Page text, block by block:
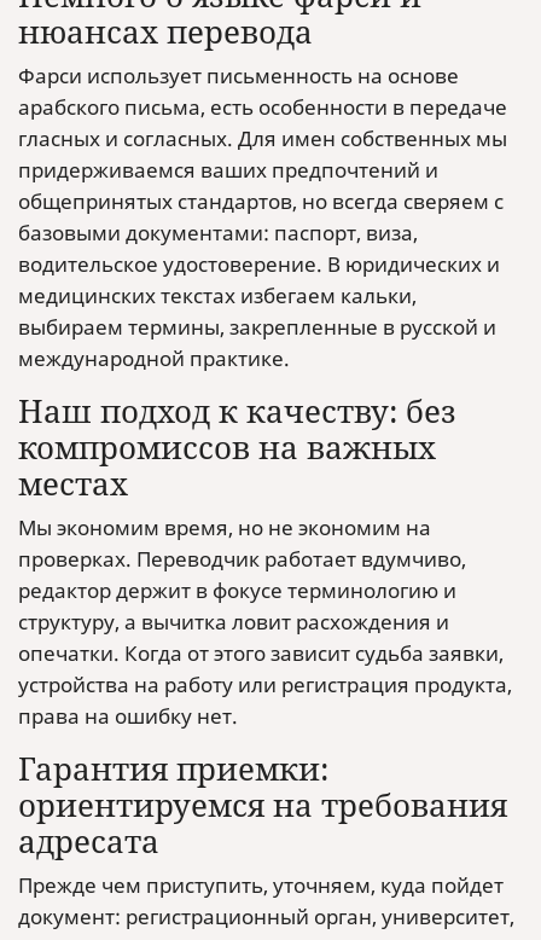
нюансах перевода
Фарси использует письменность на основе
арабского письма, есть особенности в передаче
гласных и согласных. Для имен собственных мы
придерживаемся ваших предпочтений и
общепринятых стандартов, но всегда сверяем с
базовыми документами: паспорт, виза,
водительское удостоверение. В юридических и
медицинских текстах избегаем кальки,
выбираем термины, закрепленные в русской и
международной практике.
Наш подход к качеству: без
компромиссов на важных
местах
Мы экономим время, но не экономим на
проверках. Переводчик работает вдумчиво,
редактор держит в фокусе терминологию и
структуру, а вычитка ловит расхождения и
опечатки. Когда от этого зависит судьба заявки,
устройства на работу или регистрация продукта,
права на ошибку нет.
Гарантия приемки:
ориентируемся на требования
адресата
Прежде чем приступить, уточняем, куда пойдет
документ: регистрационный орган, университет,